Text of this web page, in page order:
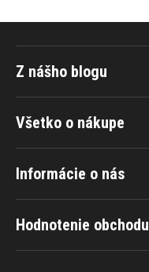
Všetko o nákupe
Informácie o nás
Hodnotenie obchodu
Z nášho blogu